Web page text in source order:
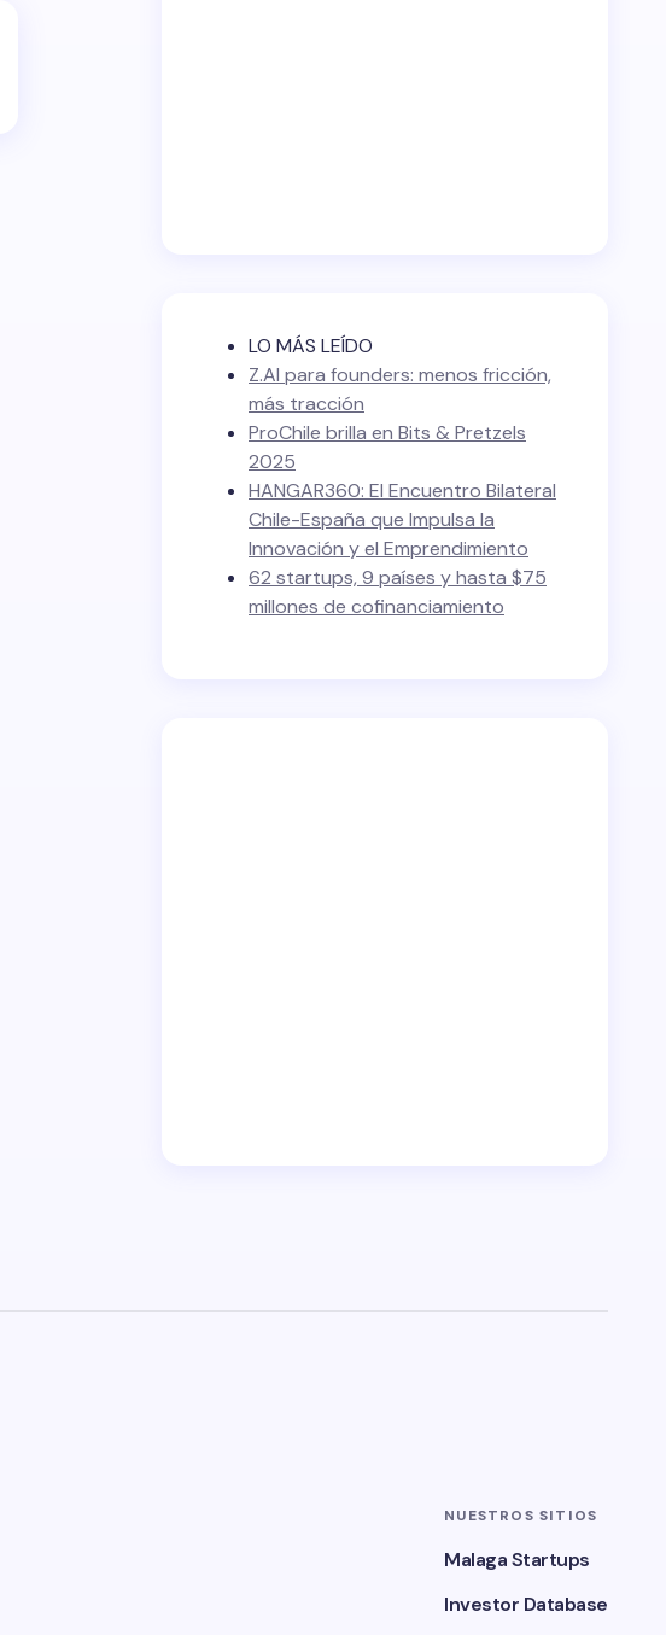
LO MÁS LEÍDO
Z.AI para founders: menos fricción,
más tracción
ProChile brilla en Bits & Pretzels
2025
HANGAR360: El Encuentro Bilateral
Chile-España que Impulsa la
Innovación y el Emprendimiento
62 startups, 9 países y hasta $75
millones de cofinanciamiento
NUESTROS SITIOS
Malaga Startups
Investor Database